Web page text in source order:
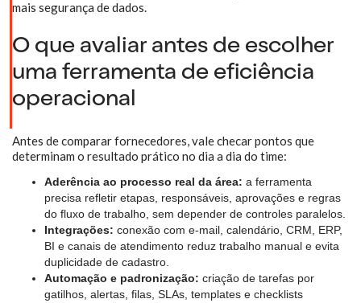
mais segurança de dados.
O que avaliar antes de escolher
uma ferramenta de eficiência
operacional
Antes de comparar fornecedores, vale checar pontos que
determinam o resultado prático no dia a dia do time:
Aderência ao processo real da área: a ferramenta
precisa refletir etapas, responsáveis, aprovações e regras
do fluxo de trabalho, sem depender de controles paralelos.
Integrações: conexão com e-mail, calendário, CRM, ERP,
BI e canais de atendimento reduz trabalho manual e evita
duplicidade de cadastro.
Automação e padronização: criação de tarefas por
gatilhos, alertas, filas, SLAs, templates e checklists